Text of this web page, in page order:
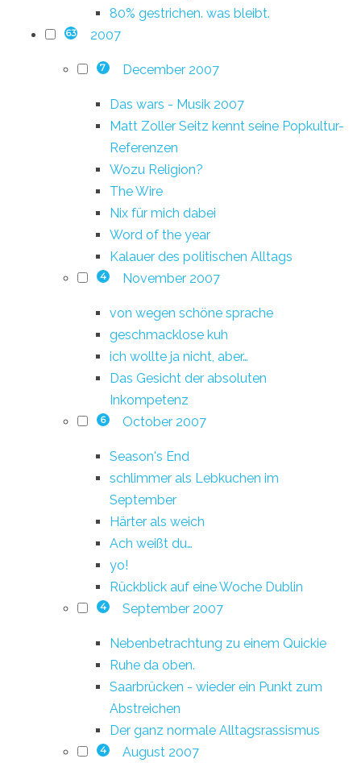
80% gestrichen. was bleibt.
63 2007
7 December 2007
Das wars - Musik 2007
Matt Zoller Seitz kennt seine Popkultur-
Referenzen
Wozu Religion?
The Wire
Nix für mich dabei
Word of the year
Kalauer des politischen Alltags
4 November 2007
von wegen schöne sprache
geschmacklose kuh
ich wollte ja nicht, aber…
Das Gesicht der absoluten
Inkompetenz
6 October 2007
Season's End
schlimmer als Lebkuchen im
September
Härter als weich
Ach weißt du…
yo!
Rückblick auf eine Woche Dublin
4 September 2007
Nebenbetrachtung zu einem Quickie
Ruhe da oben.
Saarbrücken - wieder ein Punkt zum
Abstreichen
Der ganz normale Alltagsrassismus
4 August 2007